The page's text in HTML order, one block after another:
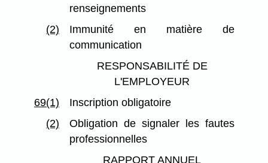
renseignements
(2)
Immunité en matière de
communication
RESPONSABILITÉ DE
L'EMPLOYEUR
69(1)
Inscription obligatoire
(2)
Obligation de signaler les fautes
professionnelles
RAPPORT ANNUEL